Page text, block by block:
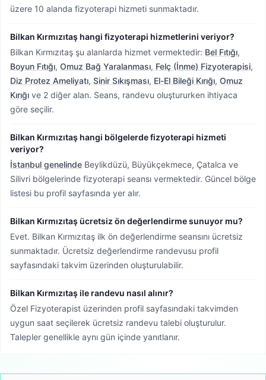
üzere 10 alanda fizyoterapi hizmeti sunmaktadır.
Bilkan Kırmızıtaş hangi fizyoterapi hizmetlerini veriyor?
Bilkan Kırmızıtaş şu alanlarda hizmet vermektedir: Bel Fıtığı,
Boyun Fıtığı, Omuz Bağ Yaralanması, Felç (İnme) Fizyoterapisi,
Diz Protez Ameliyatı, Sinir Sıkışması, El-El Bileği Kırığı, Omuz
Kırığı ve 2 diğer alan. Seans, randevu oluştururken ihtiyaca
göre seçilir.
Bilkan Kırmızıtaş hangi bölgelerde fizyoterapi hizmeti
veriyor?
İstanbul genelinde Beylikdüzü, Büyükçekmece, Çatalca ve
Silivri bölgelerinde fizyoterapi seansı vermektedir. Güncel bölge
listesi bu profil sayfasında yer alır.
Bilkan Kırmızıtaş ücretsiz ön değerlendirme sunuyor mu?
Evet. Bilkan Kırmızıtaş ilk ön değerlendirme seansını ücretsiz
sunmaktadır. Ücretsiz değerlendirme randevusu profil
sayfasındaki takvim üzerinden oluşturulabilir.
Bilkan Kırmızıtaş ile randevu nasıl alınır?
Özel Fizyoterapist üzerinden profil sayfasındaki takvimden
uygun saat seçilerek ücretsiz randevu talebi oluşturulur.
Talepler genellikle aynı gün içinde yanıtlanır.